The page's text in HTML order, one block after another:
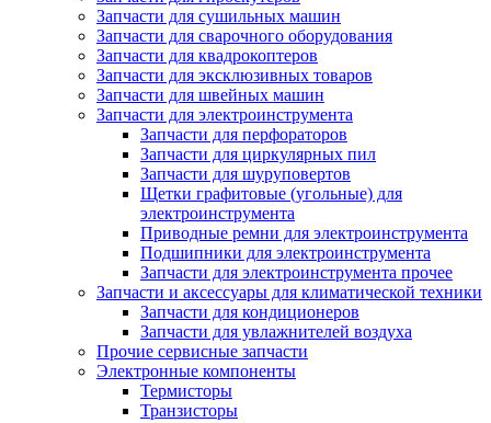
Запчасти для сушильных машин
Запчасти для сварочного оборудования
Запчасти для квадрокоптеров
Запчасти для эксклюзивных товаров
Запчасти для швейных машин
Запчасти для электроинструмента
Запчасти для перфораторов
Запчасти для циркулярных пил
Запчасти для шуруповертов
Щетки графитовые (угольные) для
электроинструмента
Приводные ремни для электроинструмента
Подшипники для электроинструмента
Запчасти для электроинструмента прочее
Запчасти и аксессуары для климатической техники
Запчасти для кондиционеров
Запчасти для увлажнителей воздуха
Прочие сервисные запчасти
Электронные компоненты
Термисторы
Транзисторы